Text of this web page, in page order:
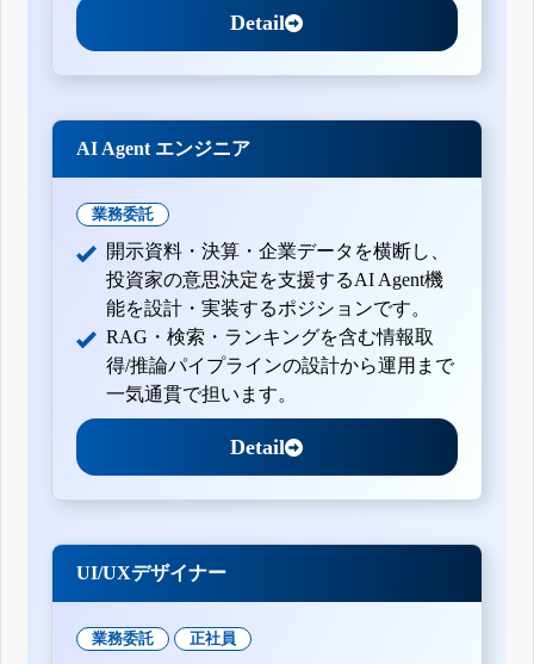
Detail
AI Agent エンジニア
業務委託
開示資料・決算・企業データを横断し、
投資家の意思決定を支援するAI Agent機
能を設計・実装するポジションです。
RAG・検索・ランキングを含む情報取
得/推論パイプラインの設計から運用まで
一気通貫で担います。
Detail
UI/UXデザイナー
業務委託 正社員